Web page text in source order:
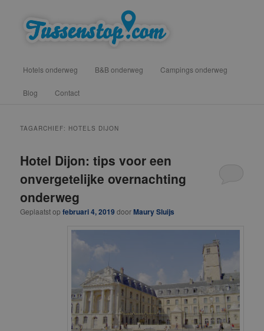
vind hotels, campings en b&b onderweg voor een tussenstop
Hotels onderweg B&B onderweg Campings onderweg
Blog Contact
TAGARCHIEF: HOTELS DIJON
Hotel Dijon: tips voor een
onvergetelijke overnachting
onderweg
Geplaatst opfebruari 4, 2019 doorMaury Sluijs